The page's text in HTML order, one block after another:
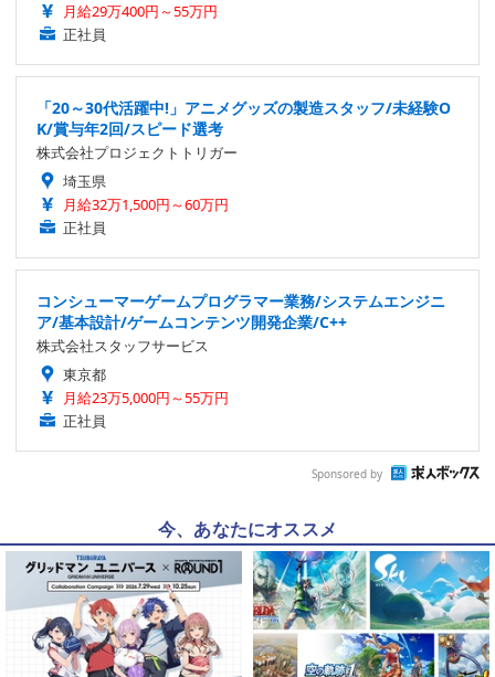
月給29万400円～55万円
正社員
「20～30代活躍中!」アニメグッズの製造スタッフ/未経験O
K/賞与年2回/スピード選考
株式会社プロジェクトトリガー
埼玉県
月給32万1,500円～60万円
正社員
コンシューマーゲームプログラマー業務/システムエンジニ
ア/基本設計/ゲームコンテンツ開発企業/C++
株式会社スタッフサービス
東京都
月給23万5,000円～55万円
正社員
Sponsored by
今、あなたにオススメ